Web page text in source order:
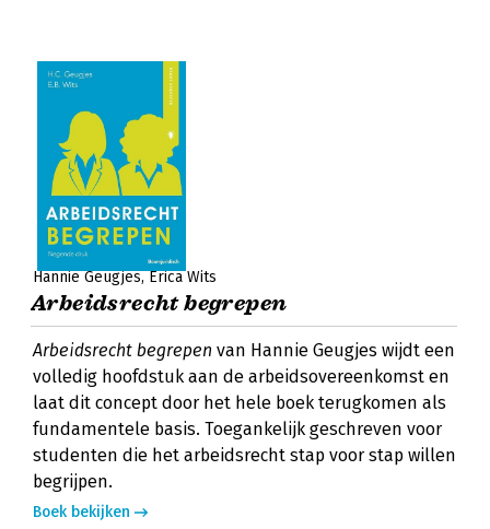
Hannie Geugjes Erica Wits
Arbeidsrecht begrepen
Arbeidsrecht begrepen van Hannie Geugjes wijdt een
volledig hoofdstuk aan de arbeidsovereenkomst en
laat dit concept door het hele boek terugkomen als
fundamentele basis. Toegankelijk geschreven voor
studenten die het arbeidsrecht stap voor stap willen
begrijpen.
Boek bekijken